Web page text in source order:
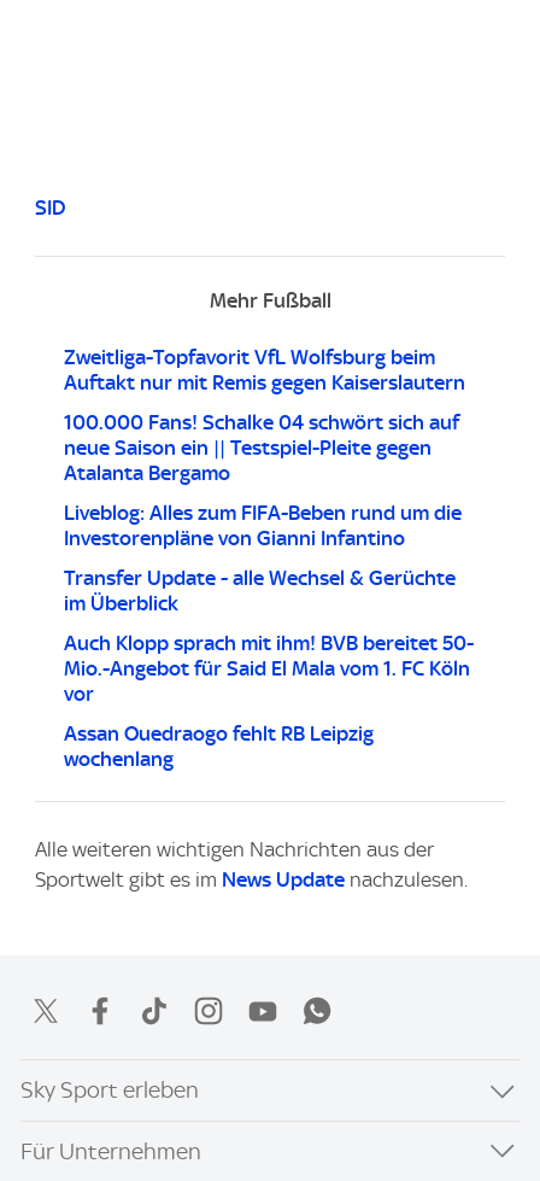
SID
Mehr Fußball
Zweitliga-Topfavorit VfL Wolfsburg beim
Auftakt nur mit Remis gegen Kaiserslautern
100.000 Fans! Schalke 04 schwört sich auf
neue Saison ein || Testspiel-Pleite gegen
Atalanta Bergamo
Liveblog: Alles zum FIFA-Beben rund um die
Investorenpläne von Gianni Infantino
Transfer Update - alle Wechsel & Gerüchte
im Überblick
Auch Klopp sprach mit ihm! BVB bereitet 50-
Mio.-Angebot für Said El Mala vom 1. FC Köln
vor
Assan Ouedraogo fehlt RB Leipzig
wochenlang
Alle weiteren wichtigen Nachrichten aus der
Sportwelt gibt es im News Update nachzulesen.
Sky Sport erleben
Für Unternehmen